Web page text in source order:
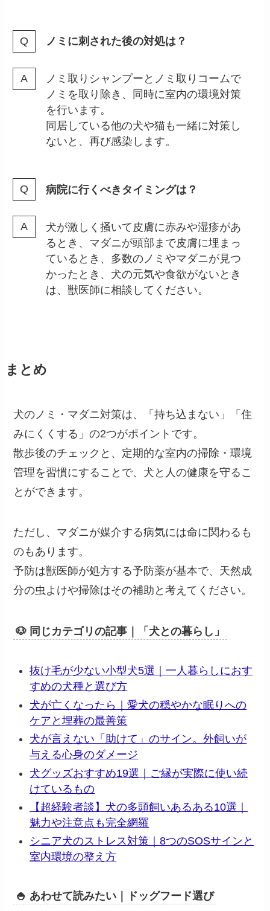
ノミに刺された後の対処は？
ノミ取りシャンプーとノミ取りコームで
ノミを取り除き、同時に室内の環境対策
を行います。
同居している他の犬や猫も一緒に対策し
ないと、再び感染します。
病院に行くべきタイミングは？
犬が激しく掻いて皮膚に赤みや湿疹があ
るとき、マダニが頭部まで皮膚に埋まっ
ているとき、多数のノミやマダニが見つ
かったとき、犬の元気や食欲がないとき
は、獣医師に相談してください。
まとめ
犬のノミ・マダニ対策は、「持ち込まない」「住
みにくくする」の2つがポイントです。
散歩後のチェックと、定期的な室内の掃除・環境
管理を習慣にすることで、犬と人の健康を守るこ
とができます。
ただし、マダニが媒介する病気には命に関わるも
のもあります。
予防は獣医師が処方する予防薬が基本で、天然成
分の虫よけや掃除はその補助と考えてください。
🐶 同じカテゴリの記事｜「犬との暮らし」
抜け毛が少ない小型犬5選｜一人暮らしにおす
すめの犬種と選び方
犬が亡くなったら｜愛犬の穏やかな眠りへの
ケアと埋葬の最善策
犬が言えない「助けて」のサイン。外飼いが
与える心身のダメージ
犬グッズおすすめ19選｜ご縁が実際に使い続
けているもの
【超経験者談】犬の多頭飼いあるある10選｜
魅力や注意点も完全網羅
シニア犬のストレス対策｜8つのSOSサインと
室内環境の整え方
🍚 あわせて読みたい｜ドッグフード選び